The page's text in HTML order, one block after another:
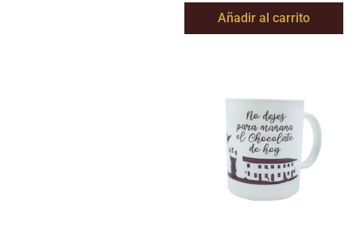
Añadir al carrito